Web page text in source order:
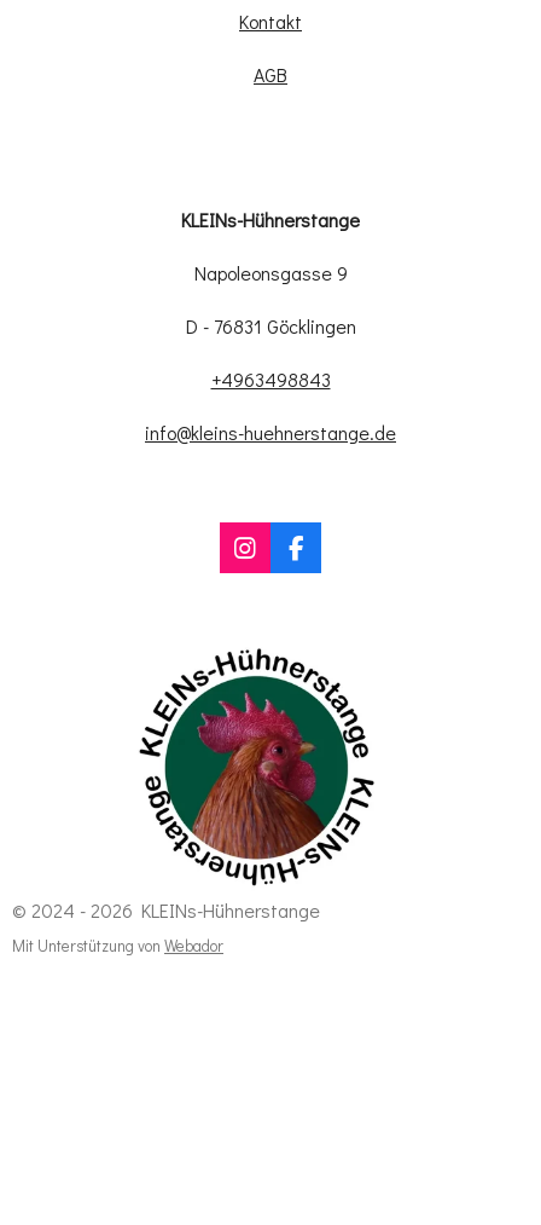
Kontakt
AGB
KLEINs-Hühnerstange
Napoleonsgasse 9
D - 76831 Göcklingen
+4963498843
info@kleins-huehnerstange.de
I
n
a
g
r
a
m
F
a
o
o
k
© 2024 - 2026 KLEINs-Hühnerstange
Mit Unterstützung von Webador